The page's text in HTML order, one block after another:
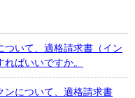
ついて、適格請求書（イン
ばいいですか。
ンについて、適格請求書